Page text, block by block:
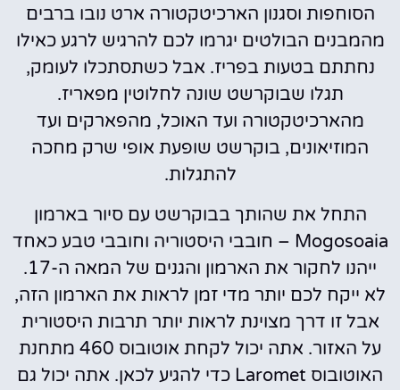
הסוחפות וסגנון הארכיטקטורה ארט נובו ברבים
מהמבנים הבולטים יגרמו לכם להרגיש לרגע כאילו
נחתתם בטעות בפריז. אבל כשתסתכלו לעומק,
תגלו שבוקרשט שונה לחלוטין מפאריז.
מהארכיטקטורה ועד האוכל, מהפארקים ועד
המוזיאונים, בוקרשט שופעת אופי שרק מחכה
להתגלות.
התחל את שהותך בבוקרשט עם סיור בארמון
Mogosoaia – חובבי היסטוריה וחובבי טבע כאחד
ייהנו לחקור את הארמון והגנים של המאה ה-17.
לא ייקח לכם יותר מדי זמן לראות את הארמון הזה,
אבל זו דרך מצוינת לראות יותר תרבות היסטורית
על האזור. אתה יכול לקחת אוטובוס 460 מתחנת
האוטובוס Laromet כדי להגיע לכאן. אתה יכול גם